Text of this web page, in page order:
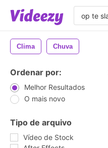
Clima Chuva
Ordenar por:
Melhor Resultados
O mais novo
Tipo de arquivo
Vídeo de Stock